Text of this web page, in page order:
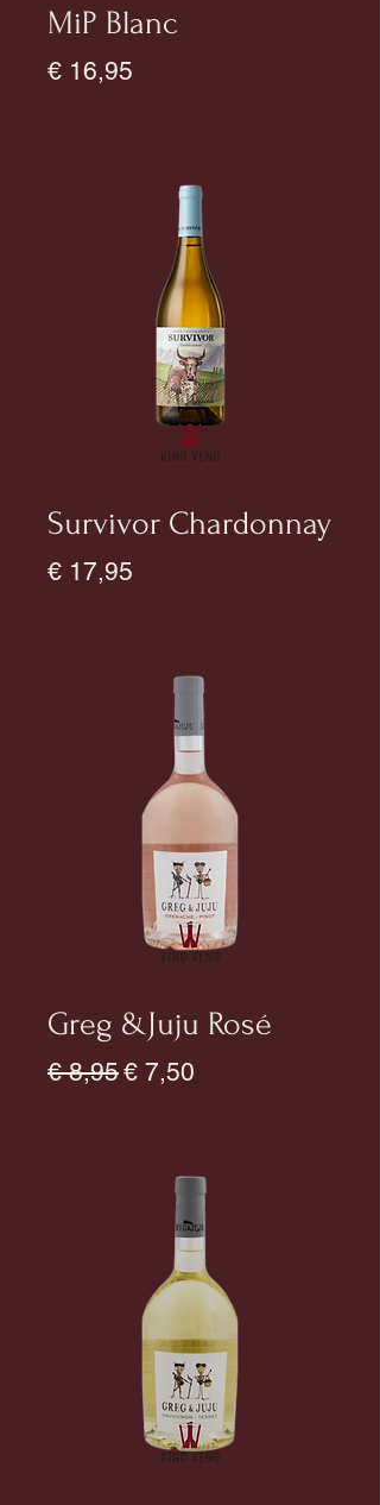
MiP Blanc
Prijs
€ 16,95
Survivor Chardonnay
Prijs
€ 17,95
Greg &Juju Rosé
Normale prijs
€ 8,95Verkoopprijs
€ 7,50